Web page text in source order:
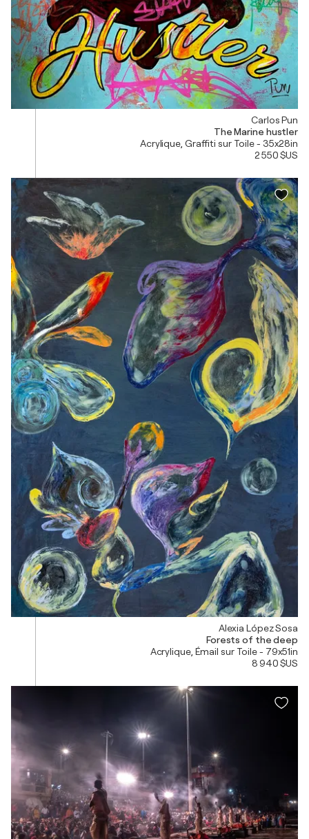
Carlos Pun
The Marine hustler
Acrylique, Graffiti sur Toile - 35x28in
2 550 $US
Alexia López Sosa
Forests of the deep
Acrylique, Émail sur Toile - 79x51in
8 940 $US